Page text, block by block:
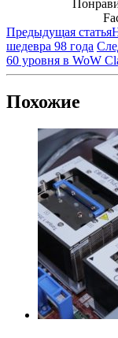
Предыдущая статья
шедевра 98 года
60 уровня в WoW
Похожие